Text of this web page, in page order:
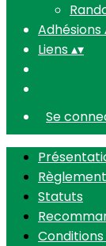
Adhésions
Liens▴▾
Se
Statuts